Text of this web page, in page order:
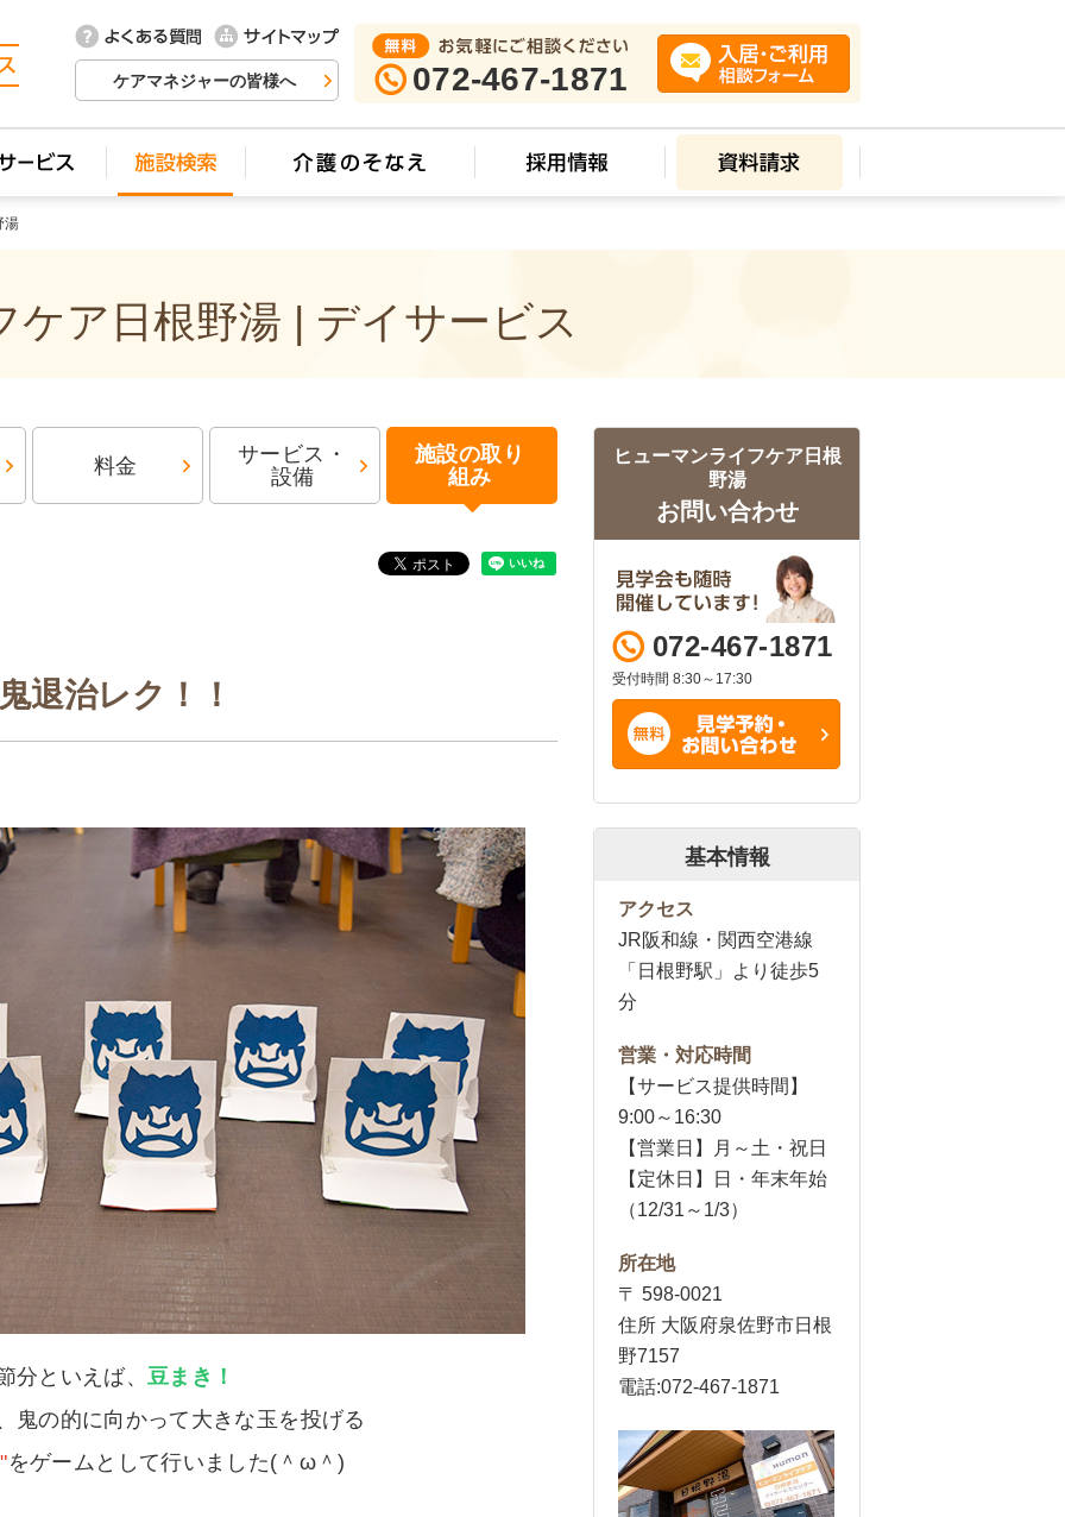
ケアマネジャーの皆様へ 072-467-1871
湯
ケア日根野湯 | デイサービス
料金
サービス・
設備
施設の取り
組み
退治レク！！
分といえば、豆まき！
鬼の的に向かって大きな玉を投げる
をゲームとして行いました(＾ω＾)
ヒューマンライフケア日根
野湯
お問い合わせ
072-467-1871
受付時間 8:30～17:30
基本情報
アクセス
JR阪和線・関西空港線
「日根野駅」より徒歩5
分
営業・対応時間
【サービス提供時間】
9:00～16:30
【営業日】月～土・祝日
【定休日】日・年末年始
（12/31～1/3）
所在地
〒 598-0021
住所 大阪府泉佐野市日根
野7157
電話:072-467-1871